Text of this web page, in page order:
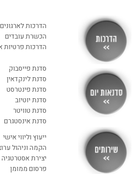
הדרכות
הכשרת עובדים
הדרכות
סדנת פייסבוק
סדנת לינקדאין
סדנת פינטרסט
סדנת יוטיוב
סדנת טוויטר
סדנת אינסטגרם
ייעוץ וליווי אישי
הקמה וניהול
יצירת
פרסום ממומן
052.6351675
רוצה לקבל מידע בדוא"ל מידע על